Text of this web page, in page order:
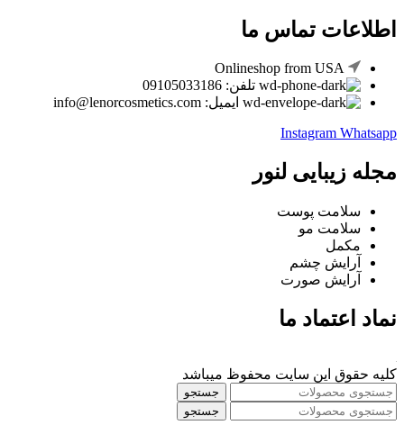
اطلاعات تماس ما
Onlineshop from USA
تلفن: 09105033186
ایمیل: info@lenorcosmetics.com
Instagram Whatsapp
مجله زیبایی لنور
سلامت پوست
سلامت مو
مکمل
آرایش چشم
آرایش صورت
نماد اعتماد ما
کلیه حقوق این سایت محفوظ میباشد
جستجو
جستجو